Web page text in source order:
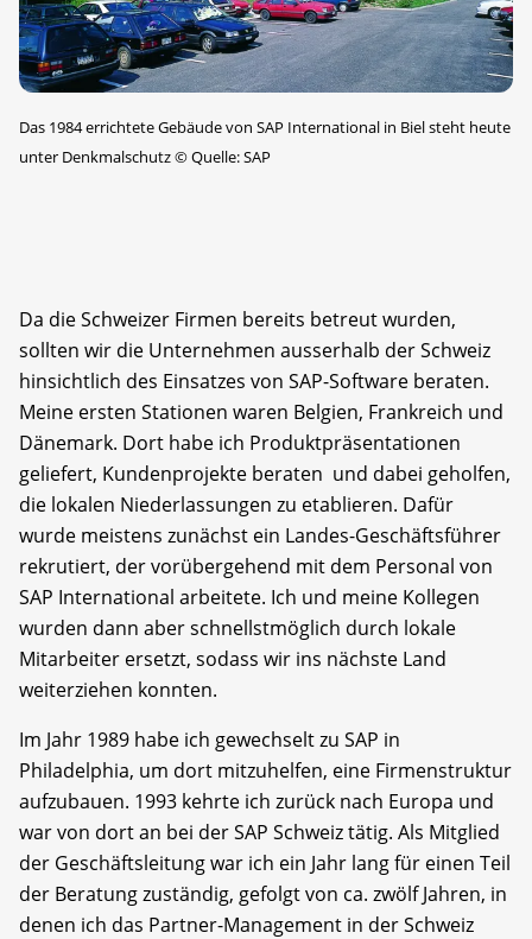
Das 1984 errichtete Gebäude von SAP ­International in Biel steht heute
unter Denkmalschutz©Quelle: SAP
Da die Schweizer Firmen bereits betreut wurden,
sollten wir die Unternehmen ausserhalb der Schweiz
hinsichtlich des Einsatzes von SAP-Software beraten.
Meine ersten Stationen waren Belgien, Frankreich und
Dänemark. Dort habe ich Produktpräsentationen
geliefert, Kundenprojekte beraten und dabei geholfen,
die lokalen Niederlassungen zu etablieren. Dafür
wurde meistens zunächst ein Landes-Geschäftsführer
rekrutiert, der vorübergehend mit dem Personal von
SAP International arbeitete. Ich und meine Kollegen
wurden dann aber schnellstmöglich durch lokale
Mitarbeiter ersetzt, sodass wir ins nächste Land
weiterziehen konnten.
Im Jahr 1989 habe ich gewechselt zu SAP in
Philadelphia, um dort mitzuhelfen, eine Firmenstruktur
aufzubauen. 1993 kehrte ich zurück nach Europa und
war von dort an bei der SAP Schweiz tätig. Als Mitglied
der Geschäftsleitung war ich ein Jahr lang für einen Teil
der Beratung zuständig, gefolgt von ca. zwölf Jahren, in
denen ich das Partner-Management in der Schweiz